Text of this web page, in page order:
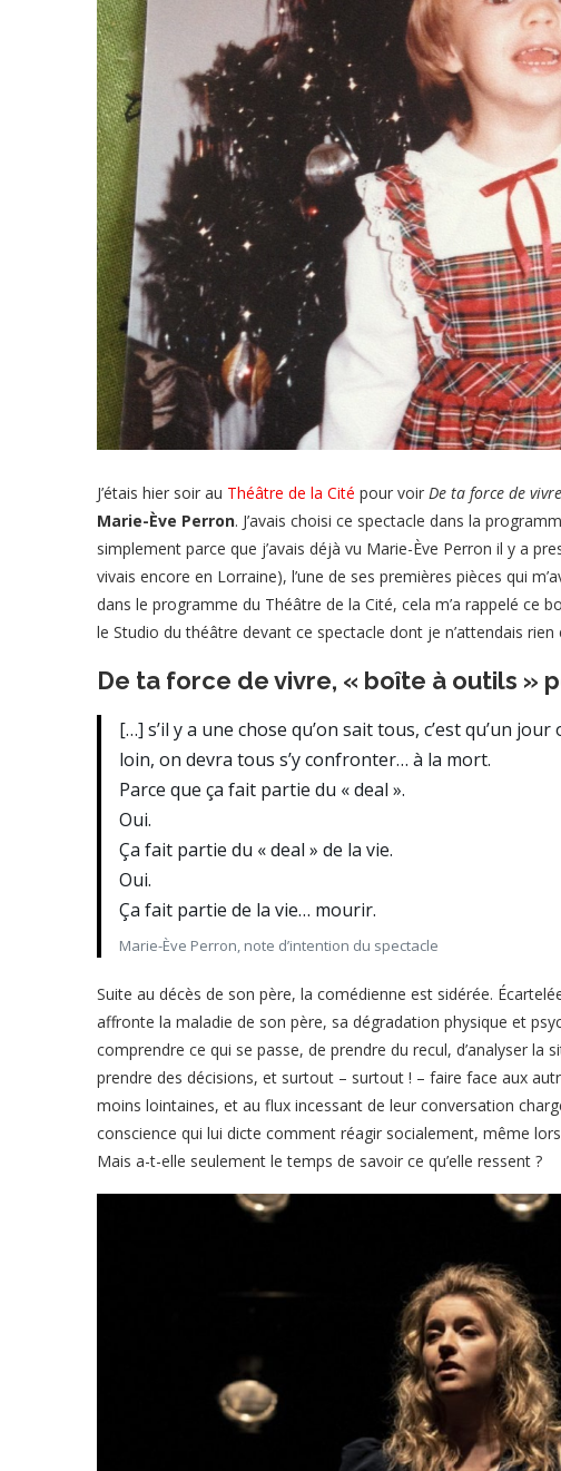
J’étais hier soir au Théâtre de la Cité pour voir De ta force de vivre
Marie-Ève Perron. J’avais choisi ce spectacle dans la
simplement parce que j’avais déjà vu Marie-Ève Perron il y a
vivais encore en Lorraine), l’une de ses premières pièces qui
dans le programme du Théâtre de la Cité, cela m’a rappelé ce
le Studio du théâtre devant ce spectacle dont je n’attendais rien
De ta force de vivre, « boîte à outils »
[…] s’il y a une chose qu’on sait tous, c’est qu’un
loin, on devra tous s’y confronter… à la mort.
Parce que ça fait partie du « deal ».
Oui.
Ça fait partie du « deal » de la vie.
Oui.
Ça fait partie de la vie… mourir.
Marie-Ève Perron, note d’intention du spectacle
Suite au décès de son père, la comédienne est sidérée.
affronte la maladie de son père, sa dégradation physique et
comprendre ce qui se passe, de prendre du recul, d’analyser
prendre des décisions, et surtout – surtout ! – faire face aux
moins lointaines, et au flux incessant de leur conversation
conscience qui lui dicte comment réagir socialement, même
Mais a-t-elle seulement le temps de savoir ce qu’elle ressent ?